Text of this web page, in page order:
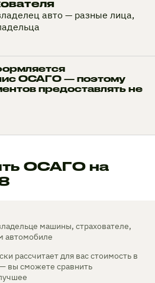
авто — разные лица,
ОСАГО — поэтому
предоставлять не
ОСАГО на
машины, страхователе,
автомобиле
рассчитает для вас стоимость в
вы сможете сравнить